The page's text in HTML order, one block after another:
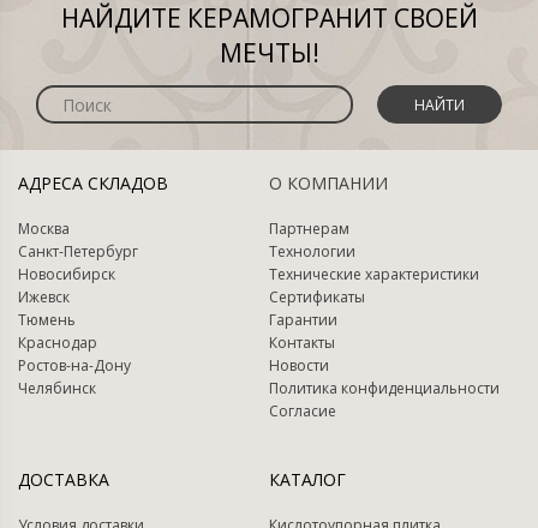
НАЙДИТЕ КЕРАМОГРАНИТ СВОЕЙ
МЕЧТЫ!
НАЙТИ
АДРЕСА СКЛАДОВ
Москва
Санкт-Петербург
Новосибирск
Ижевск
Тюмень
Краснодар
Ростов-на-Дону
Челябинск
О КОМПАНИИ
Партнерам
Технологии
Технические характеристики
Сертификаты
Гарантии
Контакты
Новости
Политика конфиденциальности
Согласие
ДОСТАВКА КАТАЛОГ